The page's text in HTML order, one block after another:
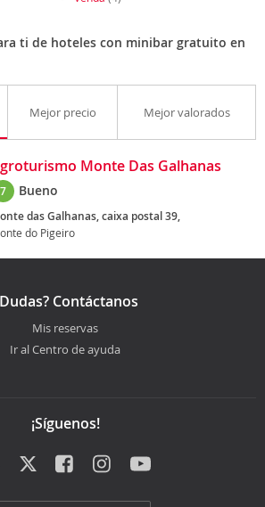
ti de hoteles con minibar gratuito en
Mejor precio Mejor valorados
Monte Das Galhanas
7 Bueno
das Galhanas, caixa postal 39,
do Pigeiro
Contáctanos
Mis reservas
Ir al Centro de ayuda
¡Síguenos!